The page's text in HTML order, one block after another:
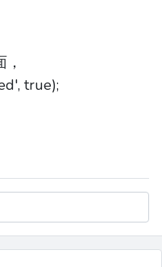
true);